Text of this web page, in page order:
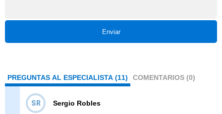
Enviar
PREGUNTAS AL ESPECIALISTA (11) COMENTARIOS (0)
SR Sergio Robles